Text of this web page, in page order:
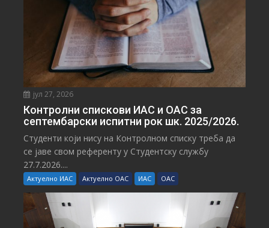
јул 27, 2026
Контролни спискови ИАС и ОАС за
септембарски испитни рок шк. 2025/2026.
Студенти који нису на Контролном списку треба да
се јаве свом референту у Студентску службу
27.7.2026....
Актуелно ИАС Актуелно ОАС ИАС ОАС